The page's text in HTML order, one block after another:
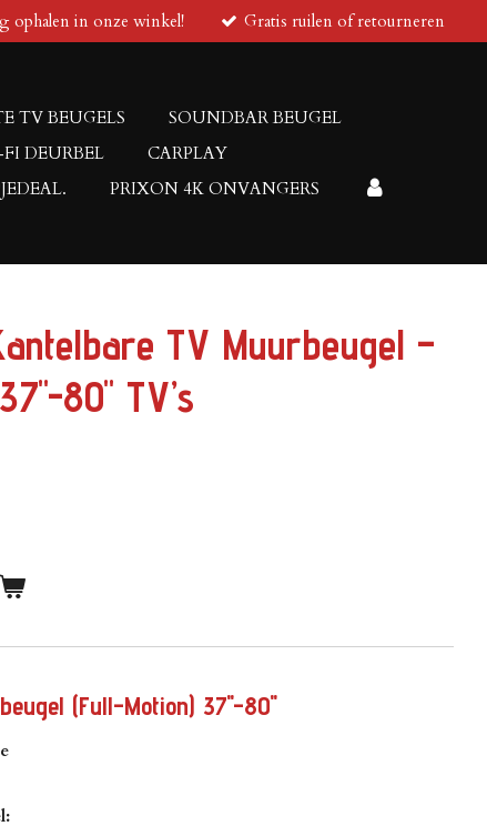
ophalen in onze winkel! Gratis ruilen of retourneren
TV BEUGELS
SOUNDBAR BEUGEL
DEURBEL
CARPLAY
PRIXON 4K ONVANGERS
TV Muurbeugel –
80" TV’s
(Full-Motion) 37"-80"